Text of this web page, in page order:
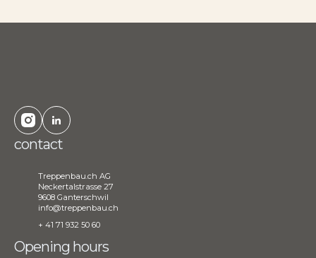
contact
Treppenbau.ch AG
Neckertalstrasse 27
9608 Ganterschwil
info@treppenbau.ch
+ 41 71 932 50 60
Opening hours